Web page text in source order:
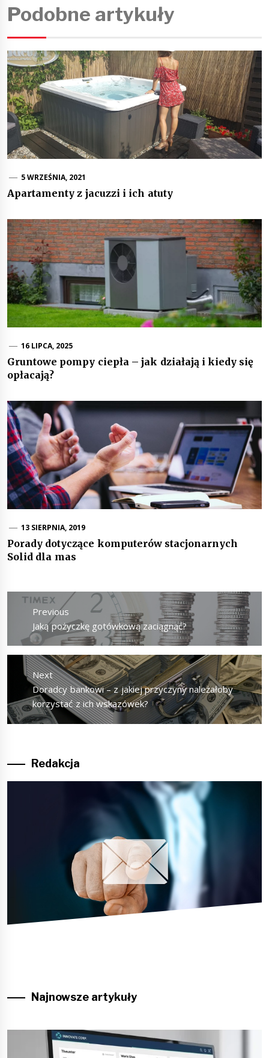
Podobne artykuły
5 WRZEŚNIA, 2021
Apartamenty z jacuzzi i ich atuty
16 LIPCA, 2025
Gruntowe pompy ciepła – jak działają i kiedy się
opłacają?
13 SIERPNIA, 2019
Porady dotyczące komputerów stacjonarnych
Solid dla mas
Nawigacja
wpisuPrevious
Previous
post:
Jaką pożyczkę gotówkową zaciągnąć?
Next
Next
post:
Doradcy bankowi – z jakiej przyczyny należałoby
korzystać z ich wskazówek?
Redakcja
Najnowsze artykuły